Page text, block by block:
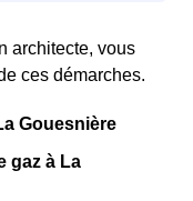
architecte, vous
ces démarches.
Gouesnière
gaz à La